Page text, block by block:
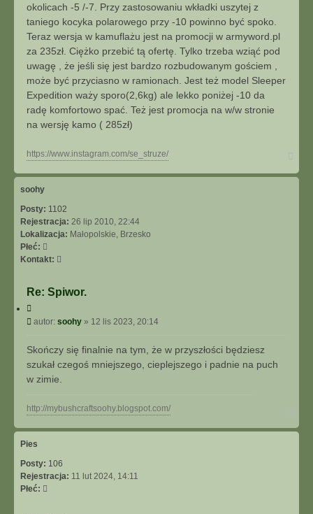
ę
z
D
ą
okolicach -5 /-7. Przy zastosowaniu wkładki uszytej z
taniego kocyka polarowego przy -10 powinno być spoko.
Teraz wersja w kamuflażu jest na promocji w armyword.pl
za 235zł. Ciężko przebić tą ofertę. Tylko trzeba wziąć pod
uwagę , że jeśli się jest bardzo rozbudowanym gościem ,
może być przyciasno w ramionach. Jest też model Sleeper
Expedition waży sporo(2,6kg) ale lekko poniżej -10 da
radę komfortowo spać. Też jest promocja na w/w stronie
na wersję kamo ( 285zł)
https://www.instagram.com/se_struze/
g
soohy
Posty: 1102
Rejestracja: 26 lip 2010, 22:44
Lokalizacja: Małopolskie, Brzesko
Płeć:
Kontakt:
n
a
k
t
s
i
ę
s
o
h
Re: Spiwor.
y
j
P
o
s
autor: soohy » 12 lis 2023, 20:14
Skończy się finalnie na tym, że w przyszłości będziesz
szukał czegoś mniejszego, cieplejszego i padnie na puch
w zimie.
http://mybushcraftsoohy.blogspot.com/
g
Pies
Posty: 106
Rejestracja: 11 lut 2024, 14:11
Płeć: